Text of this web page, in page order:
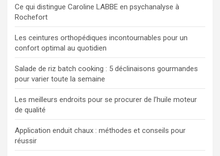
Ce qui distingue Caroline LABBE en psychanalyse à
Rochefort
Les ceintures orthopédiques incontournables pour un
confort optimal au quotidien
Salade de riz batch cooking : 5 déclinaisons gourmandes
pour varier toute la semaine
Les meilleurs endroits pour se procurer de l’huile moteur
de qualité
Application enduit chaux : méthodes et conseils pour
réussir